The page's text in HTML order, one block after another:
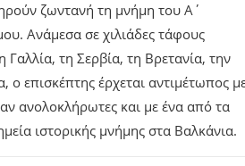
ζωντανή τη μνήμη του Α΄
Ανάμεσα σε χιλιάδες τάφους
τη Σερβία, τη Βρετανία, την
ο επισκέπτης έρχεται αντιμέτωπος
ανολοκλήρωτες και με ένα από τα
ιστορικής μνήμης στα Βαλκάνια.